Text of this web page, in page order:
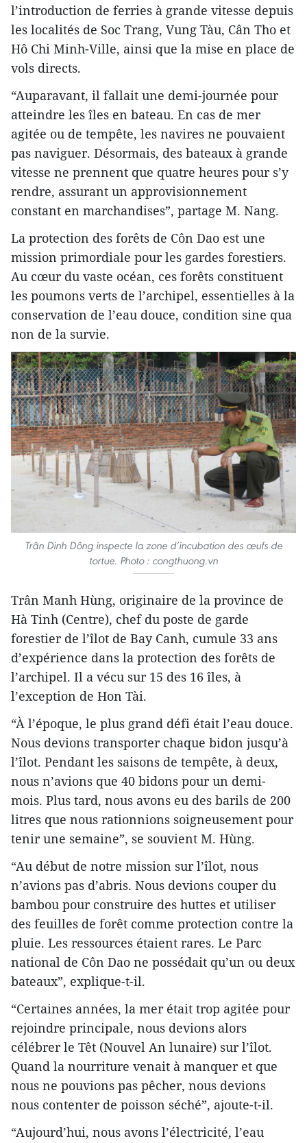
l’introduction de ferries à grande vitesse depuis
les localités de Soc Trang, Vung Tàu, Cân Tho et
Hô Chi Minh-Ville, ainsi que la mise en place de
vols directs.
“Auparavant, il fallait une demi-journée pour
atteindre les îles en bateau. En cas de mer
agitée ou de tempête, les navires ne pouvaient
pas naviguer. Désormais, des bateaux à grande
vitesse ne prennent que quatre heures pour s’y
rendre, assurant un approvisionnement
constant en marchandises”, partage M. Nang.
La protection des forêts de Côn Dao est une
mission primordiale pour les gardes forestiers.
Au cœur du vaste océan, ces forêts constituent
les poumons verts de l’archipel, essentielles à la
conservation de l’eau douce, condition sine qua
non de la survie.
Trân Dinh Dông inspecte la zone d’incubation des œufs de
tortue. Photo : congthuong.vn
Trân Manh Hùng, originaire de la province de
Hà Tinh (Centre), chef du poste de garde
forestier de l’îlot de Bay Canh, cumule 33 ans
d’expérience dans la protection des forêts de
l’archipel. Il a vécu sur 15 des 16 îles, à
l’exception de Hon Tài.
“À l’époque, le plus grand défi était l’eau douce.
Nous devions transporter chaque bidon jusqu’à
l’îlot. Pendant les saisons de tempête, à deux,
nous n’avions que 40 bidons pour un demi-
mois. Plus tard, nous avons eu des barils de 200
litres que nous rationnions soigneusement pour
tenir une semaine”, se souvient M. Hùng.
“Au début de notre mission sur l’îlot, nous
n’avions pas d’abris. Nous devions couper du
bambou pour construire des huttes et utiliser
des feuilles de forêt comme protection contre la
pluie. Les ressources étaient rares. Le Parc
national de Côn Dao ne possédait qu’un ou deux
bateaux”, explique-t-il.
“Certaines années, la mer était trop agitée pour
rejoindre principale, nous devions alors
célébrer le Têt (Nouvel An lunaire) sur l’îlot.
Quand la nourriture venait à manquer et que
nous ne pouvions pas pêcher, nous devions
nous contenter de poisson séché”, ajoute-t-il.
“Aujourd’hui, nous avons l’électricité, l’eau